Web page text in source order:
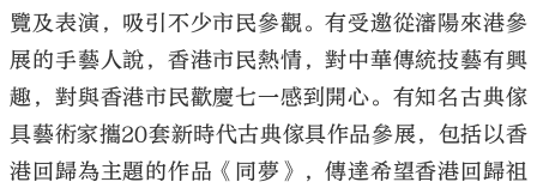
覽及表演，吸引不少市民參觀。有受邀從瀋陽來港參
展的手藝人說，香港市民熱情，對中華傳統技藝有興
趣，對與香港市民歡慶七一感到開心。有知名古典傢
具藝術家攜20套新時代古典傢具作品參展，包括以香
港回歸為主題的作品《同夢》，傳達希望香港回歸祖